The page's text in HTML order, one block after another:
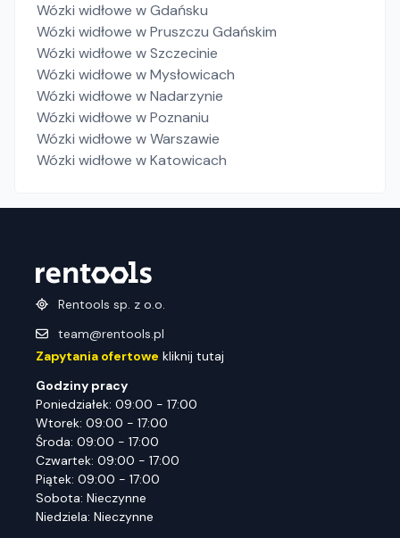
Wózki widłowe w Gdańsku
Wózki widłowe w Pruszczu Gdańskim
Wózki widłowe w Szczecinie
Wózki widłowe w Mysłowicach
Wózki widłowe w Nadarzynie
Wózki widłowe w Poznaniu
Wózki widłowe w Warszawie
Wózki widłowe w Katowicach
Rentools sp. z o.o.
team@rentools.pl
Zapytania ofertowe kliknij tutaj
Godziny pracy
Poniedziałek: 09:00 - 17:00
Wtorek: 09:00 - 17:00
Środa: 09:00 - 17:00
Czwartek: 09:00 - 17:00
Piątek: 09:00 - 17:00
Sobota: Nieczynne
Niedziela: Nieczynne